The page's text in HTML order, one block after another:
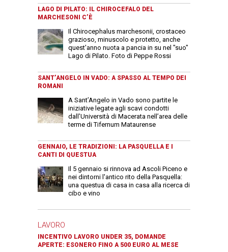
LAGO DI PILATO: IL CHIROCEFALO DEL
MARCHESONI C’È
Il Chirocephalus marchesonii, crostaceo
grazioso, minuscolo e protetto, anche
quest'anno nuota a pancia in su nel "suo"
Lago di Pilato. Foto di Peppe Rossi
SANT’ANGELO IN VADO: A SPASSO AL TEMPO DEI
ROMANI
A Sant’Angelo in Vado sono partite le
iniziative legate agli scavi condotti
dall’Università di Macerata nell’area delle
terme di Tifernum Mataurense
GENNAIO, LE TRADIZIONI: LA PASQUELLA E I
CANTI DI QUESTUA
Il 5 gennaio si rinnova ad Ascoli Piceno e
nei dintorni l'antico rito della Pasquella:
una questua di casa in casa alla ricerca di
cibo e vino
LAVORO
INCENTIVO LAVORO UNDER 35, DOMANDE
APERTE: ESONERO FINO A 500 EURO AL MESE